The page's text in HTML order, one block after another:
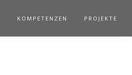
KOMPETENZEN PROJEKTE